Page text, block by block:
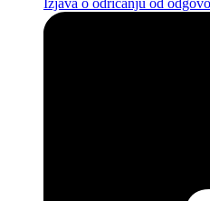
Izjava o odricanju od